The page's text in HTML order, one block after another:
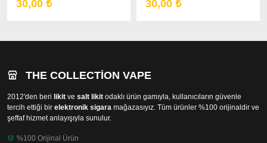
30,00 ₺ 30,00 ₺
THE COLLECTION VAPE
2012'den beri likit ve salt likit odaklı ürün gamıyla, kullanıcıların güvenle
tercih ettiği bir elektronik sigara mağazasıyız. Tüm ürünler %100 orijinaldir ve
şeffaf hizmet anlayışıyla sunulur.
%100 Orijinal Ürün